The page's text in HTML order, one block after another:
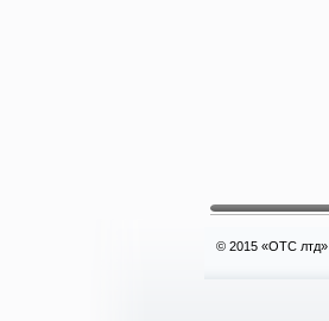
© 2015 «OTC лтд»